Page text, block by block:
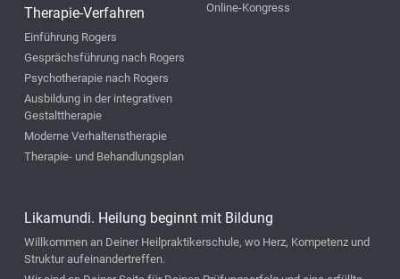
Therapie-Verfahren
Einführung Rogers
Gesprächsführung nach Rogers
Psychotherapie nach Rogers
Ausbildung in der integrativen
Gestalttherapie
Moderne Verhaltenstherapie
Therapie- und Behandlungsplan
Online-Kongress
Likamundi. Heilung beginnt mit Bildung
Willkommen an Deiner Heilpraktikerschule, wo Herz, Kompetenz und
Struktur aufeinandertreffen.